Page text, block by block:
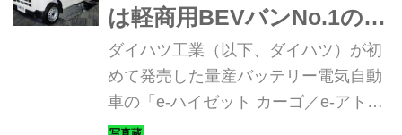
は軽商用BEVバンNo.1の一
充電走行距離を達成
ダイハツ工業（以下、ダイハツ）が初
めて発売した量産バッテリー電気自動
車の「e-ハイゼット カーゴ／e-アトレ
ー」。そのディテールを写真で紹介し